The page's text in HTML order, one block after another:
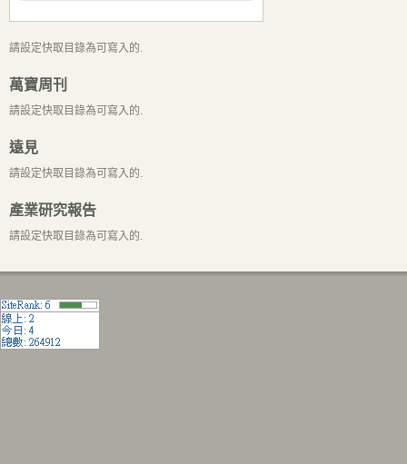
請設定快取目錄為可寫入的.
萬寶周刊
請設定快取目錄為可寫入的.
遠見
請設定快取目錄為可寫入的.
產業研究報告
請設定快取目錄為可寫入的.